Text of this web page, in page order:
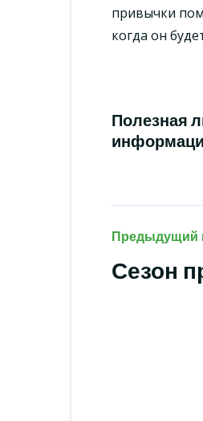
привычки
когда он
Полезная
Предыдущий
Сезон